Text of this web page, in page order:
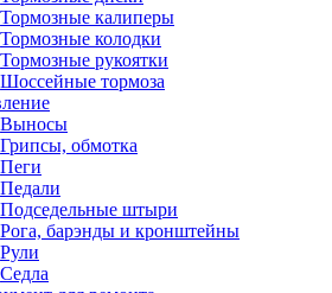
Тормозные калиперы
Тормозные колодки
Тормозные рукоятки
Шоссейные тормоза
Выносы
Грипсы, обмотка
Пеги
Педали
Подседельные штыри
Рога, барэнды и кронштейны
Рули
Седла